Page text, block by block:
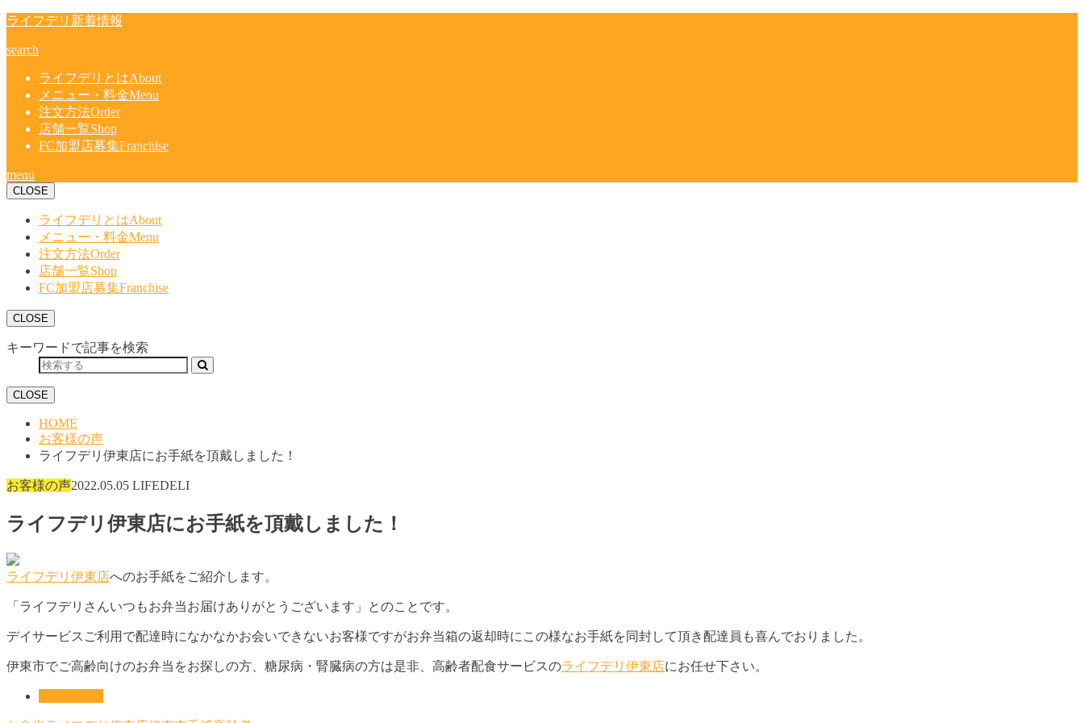
ライフデリ新着情報
search
ライフデリとはAbout
メニュー・料金Menu
注文方法Order
店舗一覧Shop
FC加盟店募集Franchise
menu
CLOSE
ライフデリとはAbout
メニュー・料金Menu
注文方法Order
店舗一覧Shop
FC加盟店募集Franchise
CLOSE
キーワードで記事を検索
CLOSE
HOME
お客様の声
ライフデリ伊東店にお手紙を頂戴しました！
お客様の声2022.05.05 LIFEDELI
ライフデリ伊東店にお手紙を頂戴しました！
ライフデリ伊東店へのお手紙をご紹介します。
「ライフデリさんいつもお弁当お届けありがとうございます」とのことです。
デイサービスご利用で配達時になかなかお会いできないお客様ですがお弁当箱の返却時にこの様なお手紙を同封して頂き配達員も喜んでおりました。
伊東市でご高齢向けのお弁当をお探しの方、糖尿病・腎臓病の方は是非、高齢者配食サービスのライフデリ伊東店にお任せ下さい。